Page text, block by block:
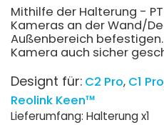
Mithilfe der Halterung -
Kameras an der Wand/
Außenbereich
Kamera auch sicher
Designt für: C2 Pro C1 Pro
Reolink Keen™
Lieferumfang: Halterung x1